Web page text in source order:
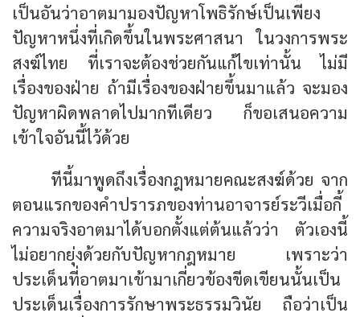
เป็นอันว่าอาตมามองปัญหาโพธิรักษ์เป็นเพียง
ปัญหาหนึ่งที่เกิดขึ้นในพระศาสนา ในวงการพระ
สงฆ์ไทย ที่เราจะต้องช่วยกันแก้ไขเท่านั้น ไม่มี
เรื่องของฝ่าย ถ้ามีเรื่องของฝ่ายขึ้นมาแล้ว จะมอง
ปัญหาผิดพลาดไปมากทีเดียว ก็ขอเสนอความ
เข้าใจอันนี้ไว้ด้วย
ทีนี้มาพูดถึงเรื่องกฎหมายคณะสงฆ์ด้วย จาก
ตอนแรกของคำปรารภของท่านอาจารย์ระวีเมื่อกี้
ความจริงอาตมาได้บอกตั้งแต่ต้นแล้วว่า ตัวเองนี้
ไม่อยากยุ่งด้วยกับปัญหากฎหมาย เพราะว่า
ประเด็นที่อาตมาเข้ามาเกี่ยวข้องขีดเขียนนั้นเป็น
ประเด็นเรื่องการรักษาพระธรรมวินัย ถือว่าเป็น